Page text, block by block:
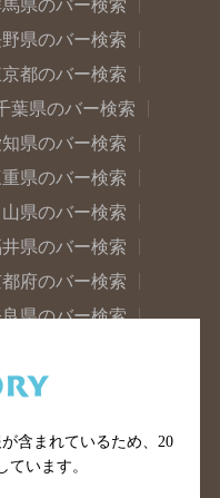
県のバー検索
県のバー検索
都のバー検索
葉県のバー検索
県のバー検索
県のバー検索
県のバー検索
県のバー検索
府のバー検索
県のバー検索
県のバー検索
県のバー検索
含まれているため、 20
ています。